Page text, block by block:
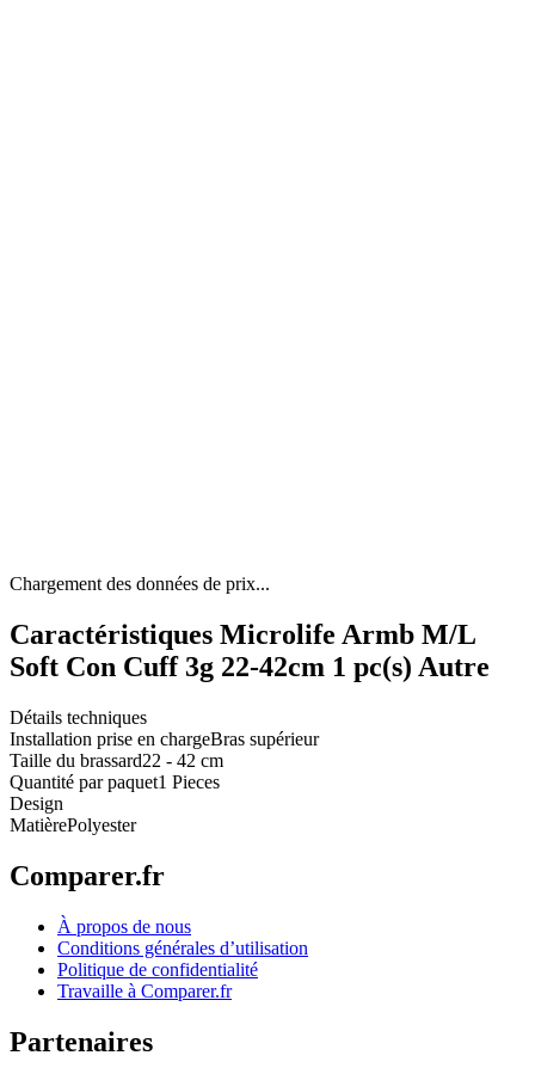
Chargement des données de prix...
Caractéristiques Microlife Armb M/L
Soft Con Cuff 3g 22-42cm 1 pc(s) Autre
Détails techniques
Installation prise en chargeBras supérieur
Taille du brassard22 - 42 cm
Quantité par paquet1 Pieces
Design
MatièrePolyester
Comparer.fr
À propos de nous
Conditions générales d’utilisation
Politique de confidentialité
Travaille à Comparer.fr
Partenaires